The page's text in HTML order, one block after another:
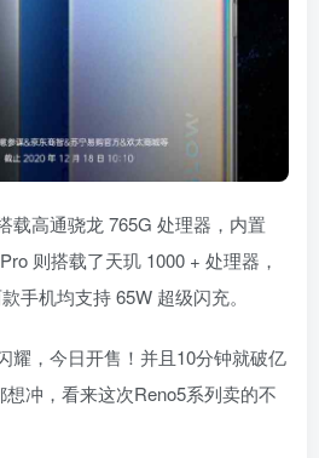
载高通骁龙 765G 处理器，内置
则搭载了天玑 1000 + 处理器，
手机均支持 65W 超级闪充。
耀，今日开售！并且10分钟就破亿
冲，看来这次Reno5系列卖的不